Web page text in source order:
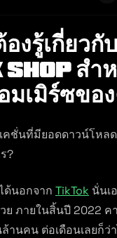
งรู้เกี่ยวกับ
สำ
มเมิร์ซขอ
คชั่นที่มียอดดาวน์โหล
?
ด้นอกจาก TikTok นั่นเ
ย ภายในสิ้นปี 2022 ค
านคน ต่อเดือนเลยก็ว่